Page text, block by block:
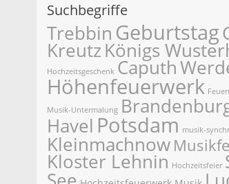
Suchbegriffe
Trebbin Geburtstag
Kreutz Königs
Hochzeitsgeschenk Caputh
Höhenfeuerwerk
Musik-Untermalung
Havel Potsdam musik-
Kleinmachnow
Kloster Lehnin Hochzeitsfeier